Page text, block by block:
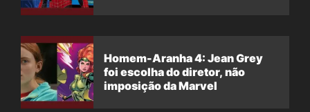
Homem-Aranha 4: Jean Grey
foi escolha do diretor, não
imposição da Marvel